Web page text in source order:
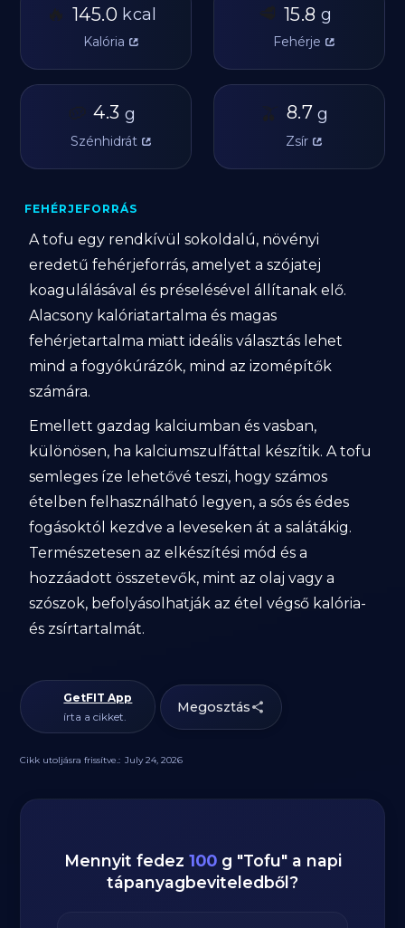
🔥 145.0 kcal
Kalória
🥩 15.8 g
Fehérje
🥔 4.3 g
Szénhidrát
🫒 8.7 g
Zsír
FEHÉRJEFORRÁS
A tofu egy rendkívül sokoldalú, növényi
eredetű fehérjeforrás, amelyet a szójatej
koagulálásával és préselésével állítanak elő.
Alacsony kalóriatartalma és magas
fehérjetartalma miatt ideális választás lehet
mind a fogyókúrázók, mind az izomépítők
számára.
Emellett gazdag kalciumban és vasban,
különösen, ha kalciumszulfáttal készítik. A tofu
semleges íze lehetővé teszi, hogy számos
ételben felhasználható legyen, a sós és édes
fogásoktól kezdve a leveseken át a salátákig.
Természetesen az elkészítési mód és a
hozzáadott összetevők, mint az olaj vagy a
szószok, befolyásolhatják az étel végső kalória-
és zsírtartalmát.
GetFIT App
írta a cikket.
Megosztás
Cikk utoljásra frissítve.: July 24, 2026
Mennyit fedez 100 g "Tofu" a napi
tápanyagbeviteledből?